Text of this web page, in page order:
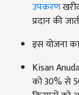
उपकरण
प्रदान की
इस योजना
Kisan
को 30% से